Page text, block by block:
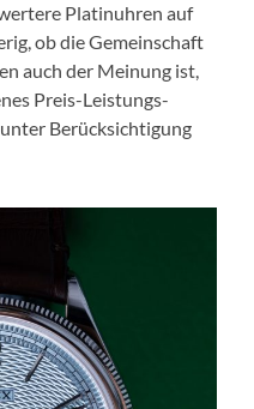
Platinuhren auf
ob die Gemeinschaft
auch der Meinung ist,
Preis-Leistungs-
Berücksichtigung